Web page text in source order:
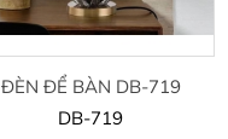
ĐÈN ĐỂ BÀN DB-719
DB-719